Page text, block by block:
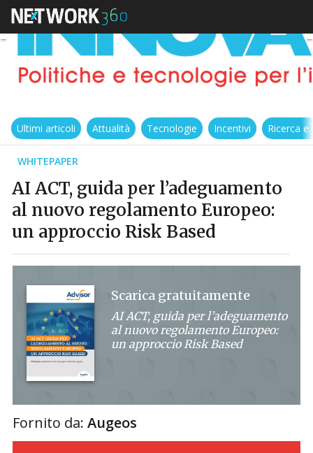
Ultimi articoli Attualità Tecnologie Incentivi Ricerca
WHITEPAPER
AI ACT, guida per l’adeguamento
al nuovo regolamento Europeo:
un approccio Risk Based
Scarica gratuitamente
AI ACT, guida per l’adeguamento
al nuovo regolamento Europeo:
un approccio Risk Based
Fornito da:Augeos